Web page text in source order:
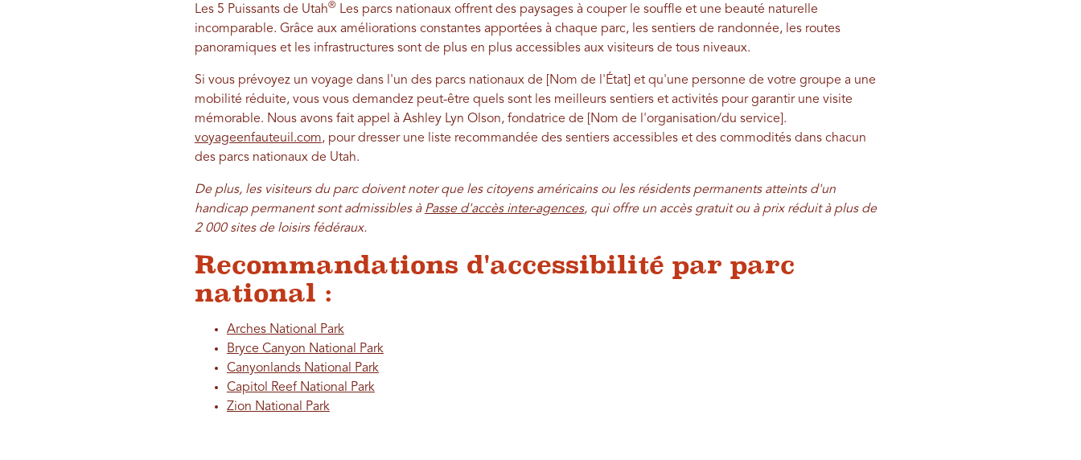
Les 5 Puissants de Utah® Les parcs nationaux offrent des paysages à couper le souffle et une beauté naturelle
incomparable. Grâce aux améliorations constantes apportées à chaque parc, les sentiers de randonnée, les routes
panoramiques et les infrastructures sont de plus en plus accessibles aux visiteurs de tous niveaux.
Si vous prévoyez un voyage dans l'un des parcs nationaux de [Nom de l'État] et qu'une personne de votre groupe a une
mobilité réduite, vous vous demandez peut-être quels sont les meilleurs sentiers et activités pour garantir une visite
mémorable. Nous avons fait appel à Ashley Lyn Olson, fondatrice de [Nom de l'organisation/du service].
voyageenfauteuil.com, pour dresser une liste recommandée des sentiers accessibles et des commodités dans chacun
des parcs nationaux de Utah.
De plus, les visiteurs du parc doivent noter que les citoyens américains ou les résidents permanents atteints d'un
handicap permanent sont admissibles à Passe d'accès inter-agences, qui offre un accès gratuit ou à prix réduit à plus de
2 000 sites de loisirs fédéraux.
Recommandations d'accessibilité par parc
national :
Arches National Park
Bryce Canyon National Park
Canyonlands National Park
Capitol Reef National Park
Zion National Park